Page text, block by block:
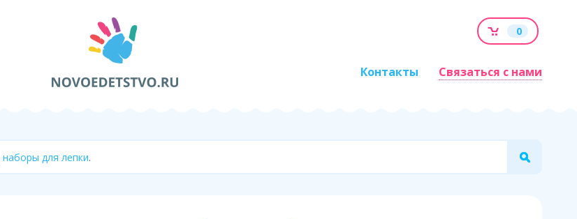
0
Контакты Связаться с нами
наборы для лепки.